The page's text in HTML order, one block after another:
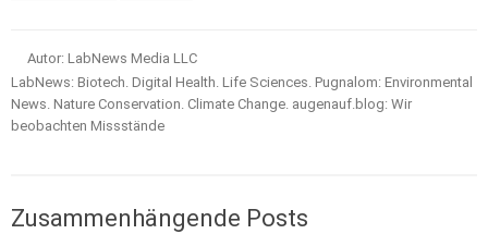
Autor: LabNews Media LLC
LabNews: Biotech. Digital Health. Life Sciences. Pugnalom: Environmental
News. Nature Conservation. Climate Change. augenauf.blog: Wir
beobachten Missstände
Zusammenhängende Posts